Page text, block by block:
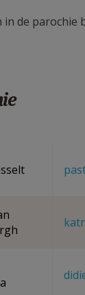
de parochie